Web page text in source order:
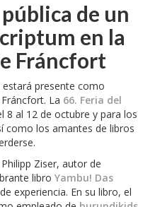
de un
en la
Fráncfort
presente como
La 66. Feria del
8 al 12 de octubre y para los
como los amantes de libros
Ziser, autor de
libro Yambu! Das
experiencia. En su libro, el